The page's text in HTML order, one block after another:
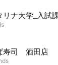
リナ大学_入試
寿司 酒田店